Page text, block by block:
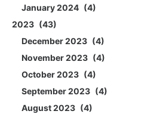
January 2024
4
2023
43
December 2023
4
November 2023
4
October 2023
4
September 2023
4
August 2023
4